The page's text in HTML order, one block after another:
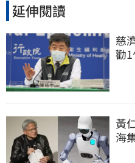
延伸閱讀
慈
勸
黃
海